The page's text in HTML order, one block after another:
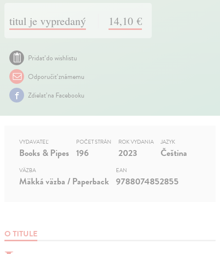
titul je vypredaný 14,10 €
Pridať do wishlistu
Odporučiť známemu
Zdielať na Facebooku
O TITULE
VYDAVATEĽ
Books & Pipes
POČET STRÁN
196
ROK VYDANIA
2023
JAZYK
Čeština
VÄZBA
Mäkká väzba / Paperback
EAN
9788074852855